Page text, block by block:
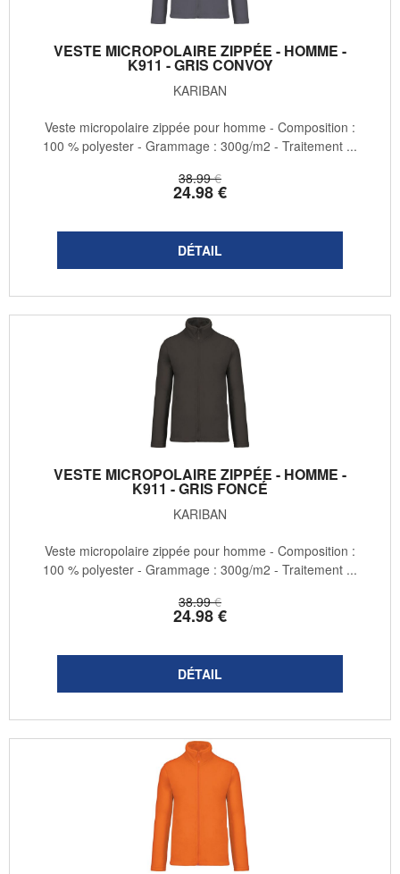
VESTE MICROPOLAIRE ZIPPÉE - HOMME -
K911 - GRIS CONVOY
KARIBAN
38.99 €
24.98€
Veste micropolaire zippée pour homme - Composition :
100 % polyester - Grammage : 300g/m2 - Traitement ...
VESTE MICROPOLAIRE ZIPPÉE - HOMME -
K911 - GRIS FONCÉ
KARIBAN
38.99 €
24.98€
Veste micropolaire zippée pour homme - Composition :
100 % polyester - Grammage : 300g/m2 - Traitement ...